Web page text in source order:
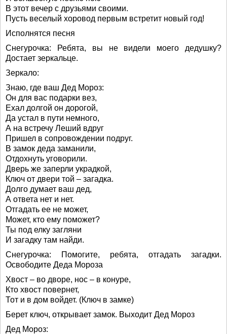
В этот вечер с друзьями своими.
Пусть веселый хоровод первым встретит новый год!
Исполнятся песня
Снегурочка: Ребята, вы не видели моего дедушку?
Достает зеркальце.
Зеркало:
Знаю, где ваш Дед Мороз:
Он для вас подарки вез,
Ехал долгой он дорогой,
Да устал в пути немного,
А на встречу Леший вдруг
Пришел в сопровождении подруг.
В замок деда заманили,
Отдохнуть уговорили.
Дверь же заперли украдкой,
Ключ от двери той – загадка.
Долго думает ваш дед,
А ответа нет и нет.
Отгадать ее не может,
Может, кто ему поможет?
Ты под елку загляни
И загадку там найди.
Снегурочка: Помогите, ребята, отгадать загадки.
Освободите Деда Мороза
Хвост – во дворе, нос – в конуре,
Кто хвост повернет,
Тот и в дом войдет. (Ключ в замке)
Берет ключ, открывает замок. Выходит Дед Мороз
Дед Мороз: